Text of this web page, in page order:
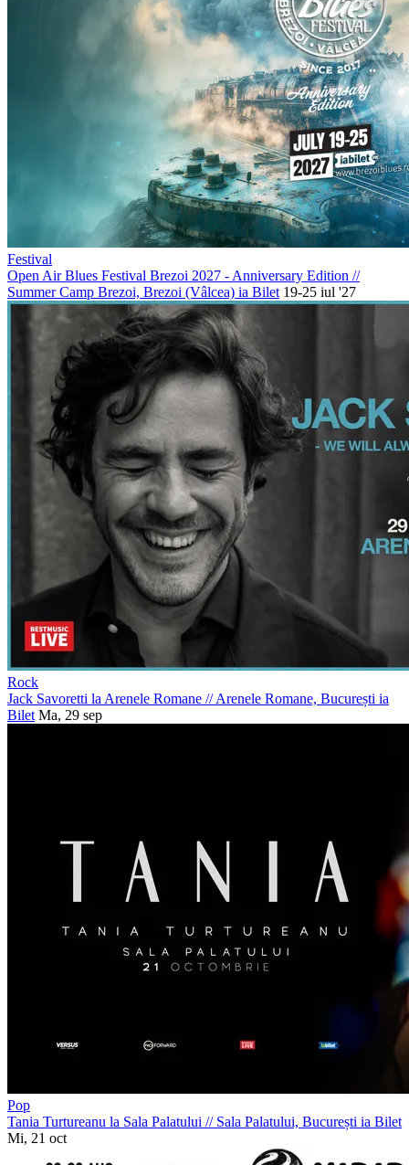
Festival
Open Air Blues Festival Brezoi 2027 - Anniversary Edition //
Summer Camp Brezoi, Brezoi (Vâlcea) ia Bilet 19-25 iul '27
Rock
Jack Savoretti la Arenele Romane //Arenele Romane, București ia
Bilet Ma, 29 sep
Pop
Tania Turtureanu la Sala Palatului //Sala Palatului, București ia Bilet
Mi, 21 oct